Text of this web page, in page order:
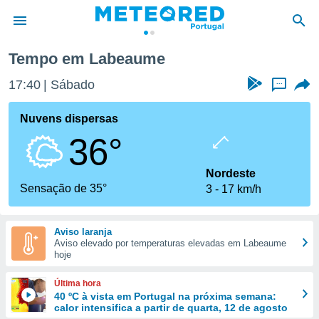
da
foi
fornecidas
a este
das
e
forma
digital
Tempo em Labeaume
17:40 Sábado ...
Nuvens dispersas
36°
Sensação de 35°
Nordeste
3
17 km/h
Aviso laranja
Aviso elevado por temperaturas elevadas em Labeaume
hoje
Última hora
40 ºC à vista em Portugal na próxima semana:
calor intensifica a partir de quarta, 12 de agosto